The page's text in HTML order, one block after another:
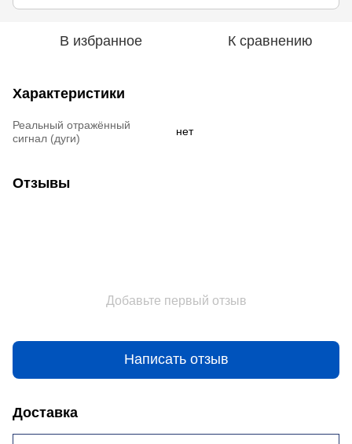
В избранное К сравнению
Характеристики
Реальный отражённый
сигнал (дуги)
нет
Отзывы
Добавьте первый отзыв
Написать отзыв
Доставка